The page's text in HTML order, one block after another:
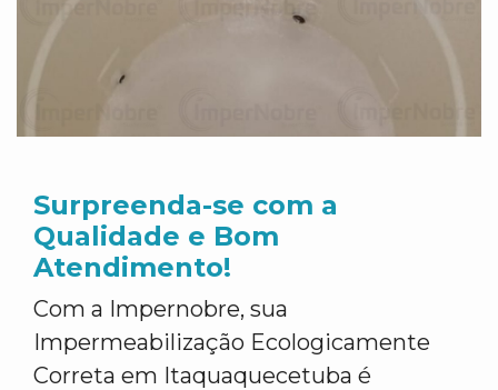
Surpreenda-se com a
Qualidade e Bom
Atendimento!
Com a Impernobre, sua
Impermeabilização Ecologicamente
Correta em Itaquaquecetuba é